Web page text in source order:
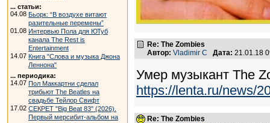
... статьи:
04.08 Бьорк: “В воздухе витают
разительные перемены”
01.08 Интервью Пола для ЮТуб
канала The Rest is
Entertainment
14.07 Книга "Слова и музыка Джона
Леннона"
... периодика:
14.07 Пол Маккартни сделал
трибьют The Beatles на
свадьбе Тейлор Свифт
17.02 СЕКРЕТ "Big Beat 83" (2026).
Первый мерсибит-альбом на
Re: The Zombies
Автор: Vladimir C Дата: 21.01.18
Умер музыкант The
https://lenta.ru/news/
Re: The Zombies